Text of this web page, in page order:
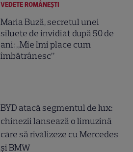
VEDETE ROMÂNEŞTI
Maria Buză, secretul unei
siluete de invidiat după 50 de
ani: „Mie îmi place cum
îmbătrânesc”
BYD atacă segmentul de lux:
chinezii lansează o limuzină
care să rivalizeze cu Mercedes
și BMW